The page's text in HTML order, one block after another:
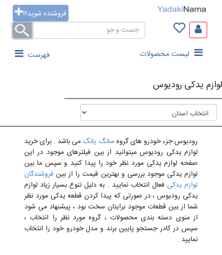
فروشنده شوید!!!
لیست محصولات فهرست
لوازم یدکی رودیوس
رودیوس جزء خودرو های گروه سانگ یانگ می باشد . برای خرید
لوازم یدکی رودیوس میتوانید از بین فیلترهای موجود در این
صفحه لوازم یدکی مورد نظر خود را پیدا کنید و سپس ما بین
لوازم یدکی موجود بررسی و بهترین قیمت را از بین فروشندگان
لوازم یدکی فعال انتخاب نمایید . به دلیل تنوع بسیار زیاد لوازم
یدکی رودیوس ، در صورتی که پیدا کردن قطعه یدکی مورد نظر
شما از بین قطعات موجود برایتان سخت بود ، پیشنهاد می شود
از منوی دسته بندی محصولات ، گروه مورد نظر را انتخاب ،
سپس در کادر جستجو پایین برند و مدل خودرو خود را انتخاب
نمایید .